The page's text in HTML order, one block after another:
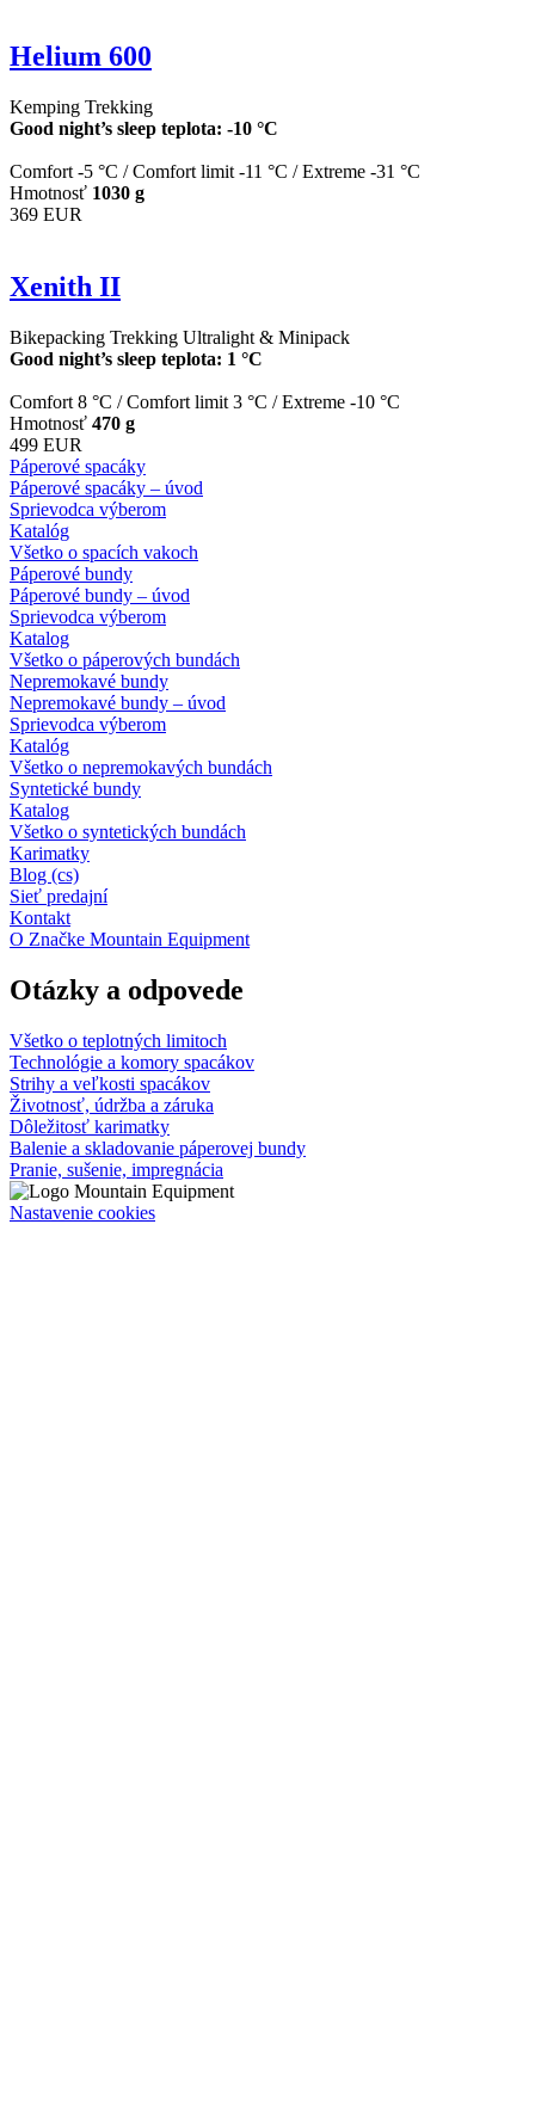
Helium 600
Kemping Trekking
Good night’s sleep teplota: -10 °C
Comfort -5 °C /Comfort limit -11 °C /Extreme -31 °C
Hmotnosť 1030 g
369 EUR
Xenith II
Bikepacking Trekking Ultralight & Minipack
Good night’s sleep teplota: 1 °C
Comfort 8 °C /Comfort limit 3 °C /Extreme -10 °C
Hmotnosť 470 g
499 EUR
Páperové spacáky
Páperové spacáky – úvod
Sprievodca výberom
Katalóg
Všetko o spacích vakoch
Páperové bundy
Páperové bundy – úvod
Sprievodca výberom
Katalog
Všetko o páperových bundách
Nepremokavé bundy
Nepremokavé bundy – úvod
Sprievodca výberom
Katalóg
Všetko o nepremokavých bundách
Syntetické bundy
Katalog
Všetko o syntetických bundách
Karimatky
Blog (cs)
Sieť predajní
Kontakt
O Značke Mountain Equipment
Otázky a odpovede
Všetko o teplotných limitoch
Technológie a komory spacákov
Strihy a veľkosti spacákov
Životnosť, údržba a záruka
Dôležitosť karimatky
Balenie a skladovanie páperovej bundy
Pranie, sušenie, impregnácia
Nastavenie cookies